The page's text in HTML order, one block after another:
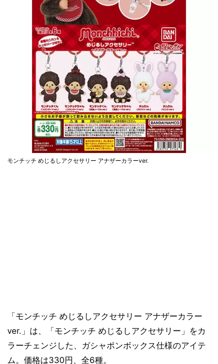
モンチッチ めじるしアクセサリー アナザーカラーver.
「モンチッチ めじるしアクセサリー アナザーカラー
ver.」は、「モンチッチ めじるしアクセサリー」をカ
ラーチェンジした、ガシャポンボックス仕様のアイテ
ム。価格は330円、全6種。